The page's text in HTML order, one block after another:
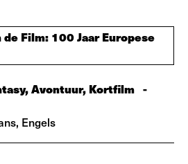
Film: 100 Jaar Europese
Avontuur, Kortfilm -
Engels